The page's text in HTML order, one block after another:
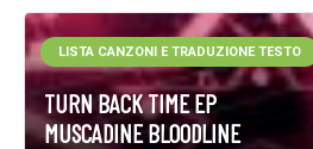
TURN BACK TIME EP
MUSCADINE BLOODLINE
LISTA CANZONI E TRADUZIONE TESTO